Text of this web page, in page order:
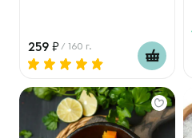
259 / 160 г.